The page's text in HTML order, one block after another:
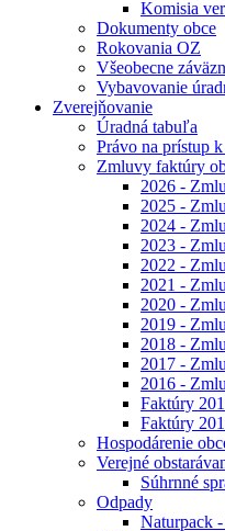
Komisia
Dokumenty obce
Rokovania OZ
Všeobecne
Vybavovanie
Zverejňovanie
Úradná tabuľa
Právo na prístup
Zmluvy faktúry
2026 -
2025 -
2024 -
2023 -
2022 -
2021 -
2020 -
2019 -
2018 -
2017 -
2016 -
Faktúry
Faktúry
Hospodárenie
Verejné
Súhrnné
Odpady
Naturpack